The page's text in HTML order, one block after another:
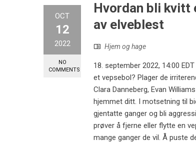
OCT
12
2022
NO
COMMENTS
Hvordan bli kvitt
av elveblest
Hjem og hage
18. september 2022, 14:00
et vepsebol? Plager de
Clara Danneberg, Evan
hjemmet ditt. I motsetning til
gjentatte ganger og bli
prøver å fjerne eller flytte en
mange ganger de vil. Å puste